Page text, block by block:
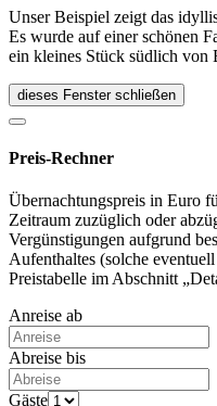
Unser Beispiel zeigt das
Es wurde auf einer schönen
ein kleines Stück südlich von
dieses Fenster schließen
Preis-Rechner
Übernachtungspreis in Euro
Zeitraum zuzüglich oder
Vergünstigungen aufgrund
Aufenthaltes (solche
Preistabelle im Abschnitt
Anreise ab
Abreise bis
Gäste